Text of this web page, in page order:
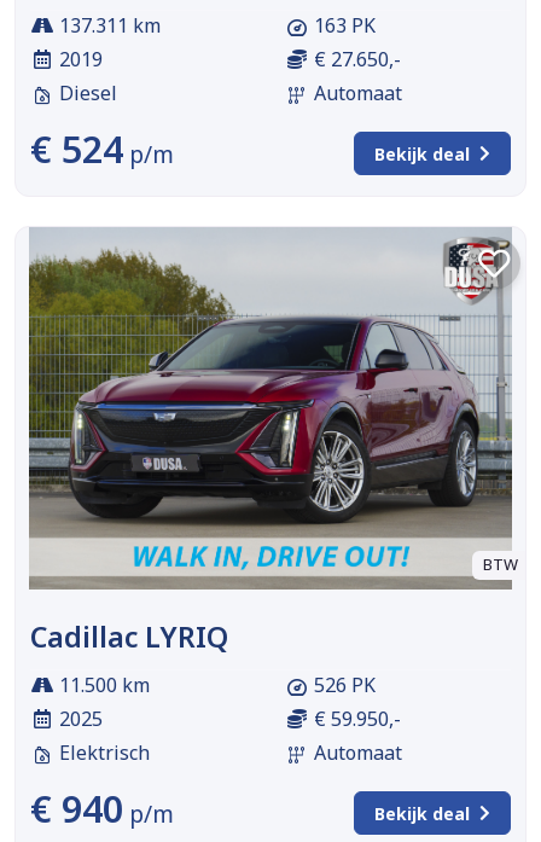
137.311 km
2019
Diesel
163 PK
€ 27.650,-
Automaat
€ 524 p/m Bekijk deal
BTW
Cadillac LYRIQ
11.500 km
2025
Elektrisch
526 PK
€ 59.950,-
Automaat
€ 940 p/m Bekijk deal